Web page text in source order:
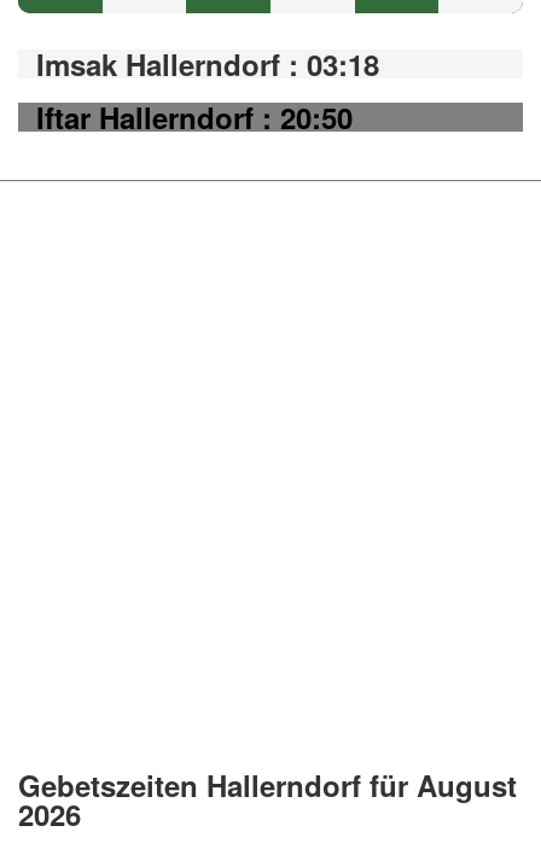
Imsak Hallerndorf : 03:18
Iftar Hallerndorf : 20:50
Gebetszeiten Hallerndorf für August
2026